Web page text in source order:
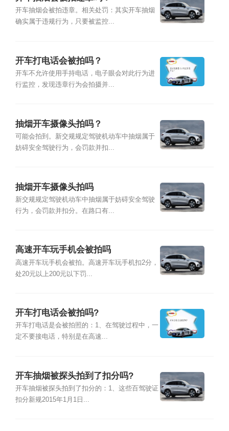
开车抽烟会被拍违章。相关处罚：其实开车抽烟
确实属于违规行为，只要被监控...
开车打电话会被拍吗？
开车不允许使用手持电话，电子眼会对此行为进
行监控，发现违章行为会拍摄并...
抽烟开车摄像头拍吗？
可能会拍到。新交规规定驾驶机动车中抽烟属于
妨碍安全驾驶行为，会罚款并扣...
抽烟开车摄像头拍吗
新交规规定驾驶机动车中抽烟属于妨碍安全驾驶
行为，会罚款并扣分。在路口有...
高速开车玩手机会被拍吗
高速开车玩手机会被拍。高速开车玩手机扣2分，
处20元以上200元以下罚...
开车打电话会被拍吗?
开车打电话是会被拍照的：1、在驾驶过程中，一
定不要接电话，特别是在高速...
开车抽烟被探头拍到了扣分吗?
开车抽烟被探头拍到了扣分的：1、这些百驾驶证
扣分新规2015年1月1日...